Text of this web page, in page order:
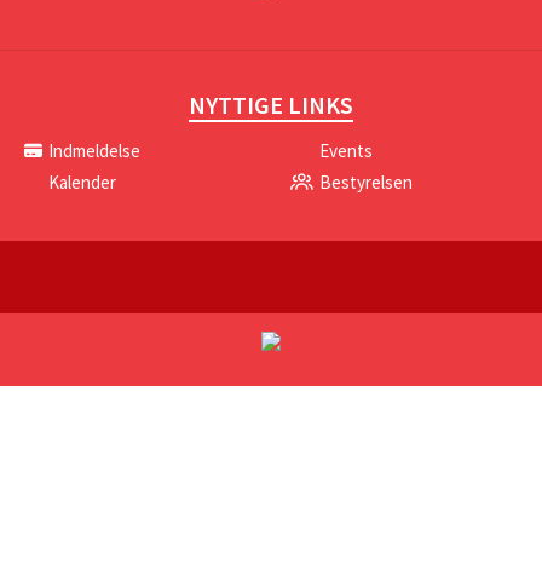
NYTTIGE LINKS
Indmeldelse
Events
Kalender
Bestyrelsen